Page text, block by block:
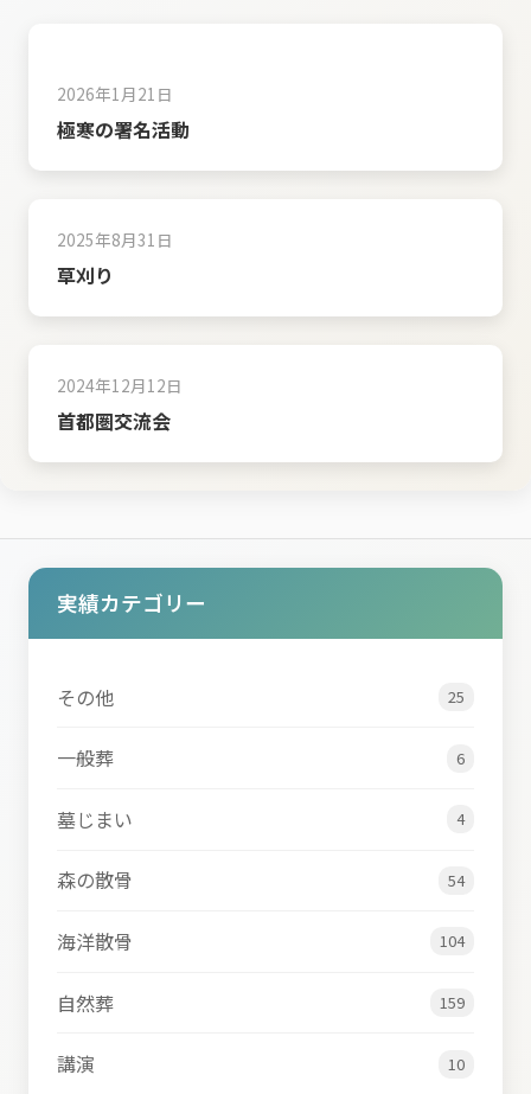
2026年1月21日
極寒の署名活動
2025年8月31日
草刈り
2024年12月12日
首都圏交流会
実績カテゴリー
その他 25
一般葬 6
墓じまい 4
森の散骨 54
海洋散骨 104
自然葬 159
講演 10